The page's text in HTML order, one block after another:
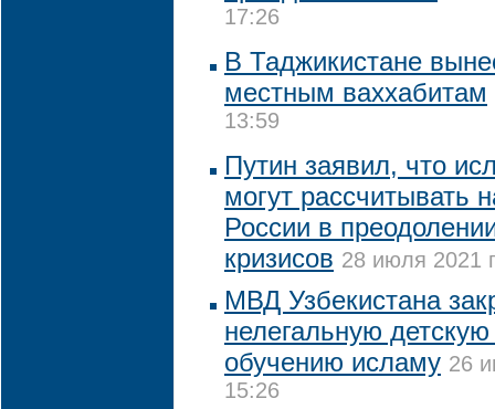
17:26
В Таджикистане
местным ваххабитам
13:59
Путин заявил, что
могут рассчитывать
России в
кризисов 28 июля 2021
МВД Узбекистана
нелегальную
обучению исламу 26
15:26